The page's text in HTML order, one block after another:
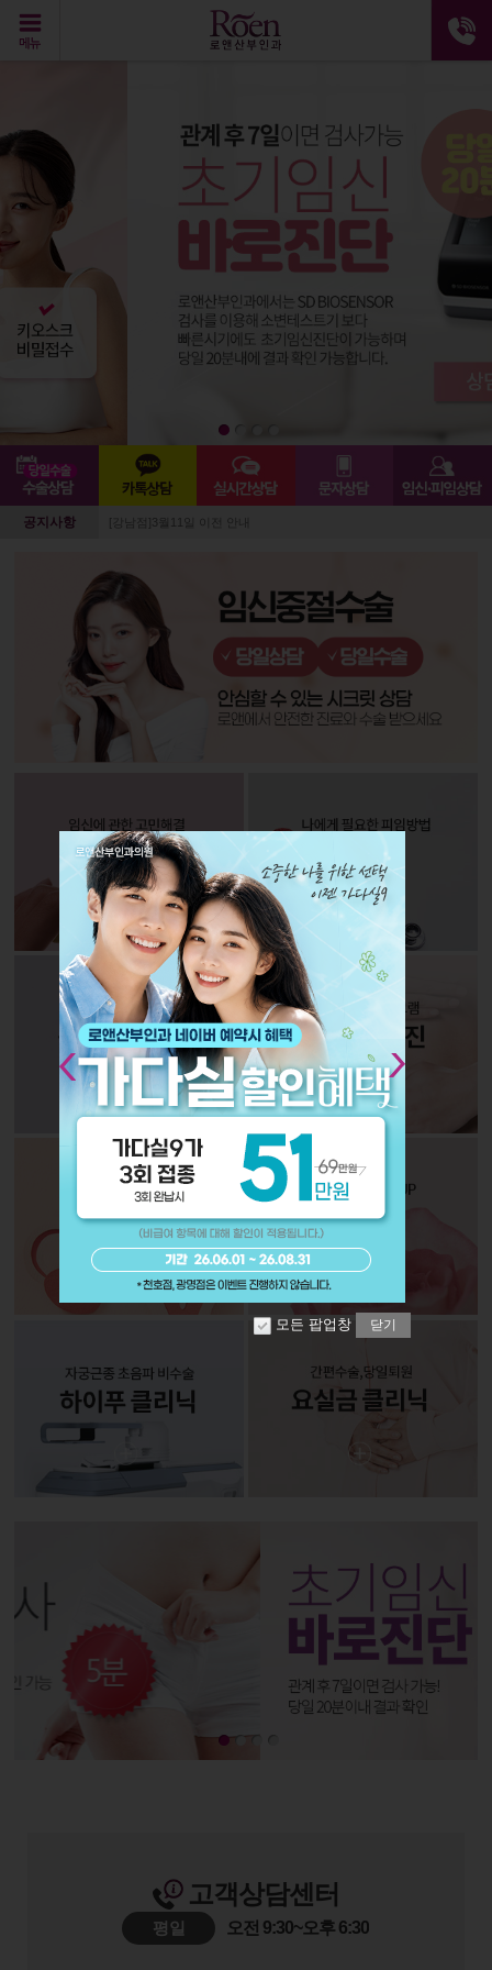
모든 팝업창 닫기
공지사항 [강남점]3월11일 이전 안내
고객상담센터
평일 오전 9:30~오후 6:30